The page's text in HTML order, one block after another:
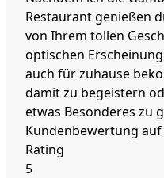
Restaurant genießen
von Ihrem tollen
optischen
auch für zuhause
damit zu begeistern
etwas Besonderes zu
Kundenbewertung
Rating
5